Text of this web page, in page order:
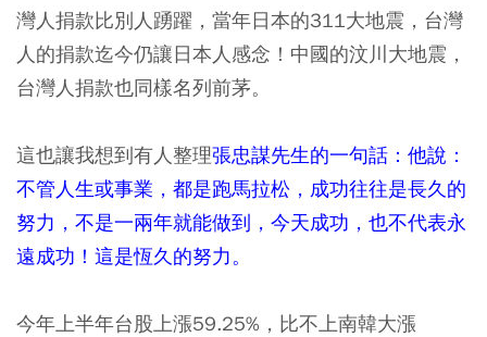
灣人捐款比別人踴躍，當年日本的311大地震，台灣
人的捐款迄今仍讓日本人感念！中國的汶川大地震，
台灣人捐款也同樣名列前茅。
這也讓我想到有人整理張忠謀先生的一句話：他說：
不管人生或事業，都是跑馬拉松，成功往往是長久的
努力，不是一兩年就能做到，今天成功，也不代表永
遠成功！這是恆久的努力。
今年上半年台股上漲59.25%，比不上南韓大漲